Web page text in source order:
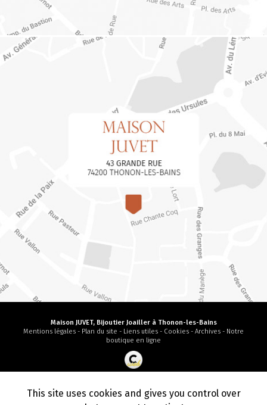
Maison JUVET, Bijoutier Joailler à Thonon-les-Bains
Mentions légales - Plan du site - Liens utiles - Cookies - Archives - Notre
boutique en ligne
Demande de Devis
Secteur -En savoir +
This site uses cookies and gives you control over